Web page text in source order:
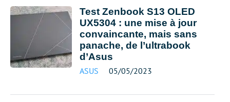
Test Zenbook S13 OLED
UX5304 : une mise à jour
convaincante, mais sans
panache, de l’ultrabook
d’Asus
ASUS 05/05/2023